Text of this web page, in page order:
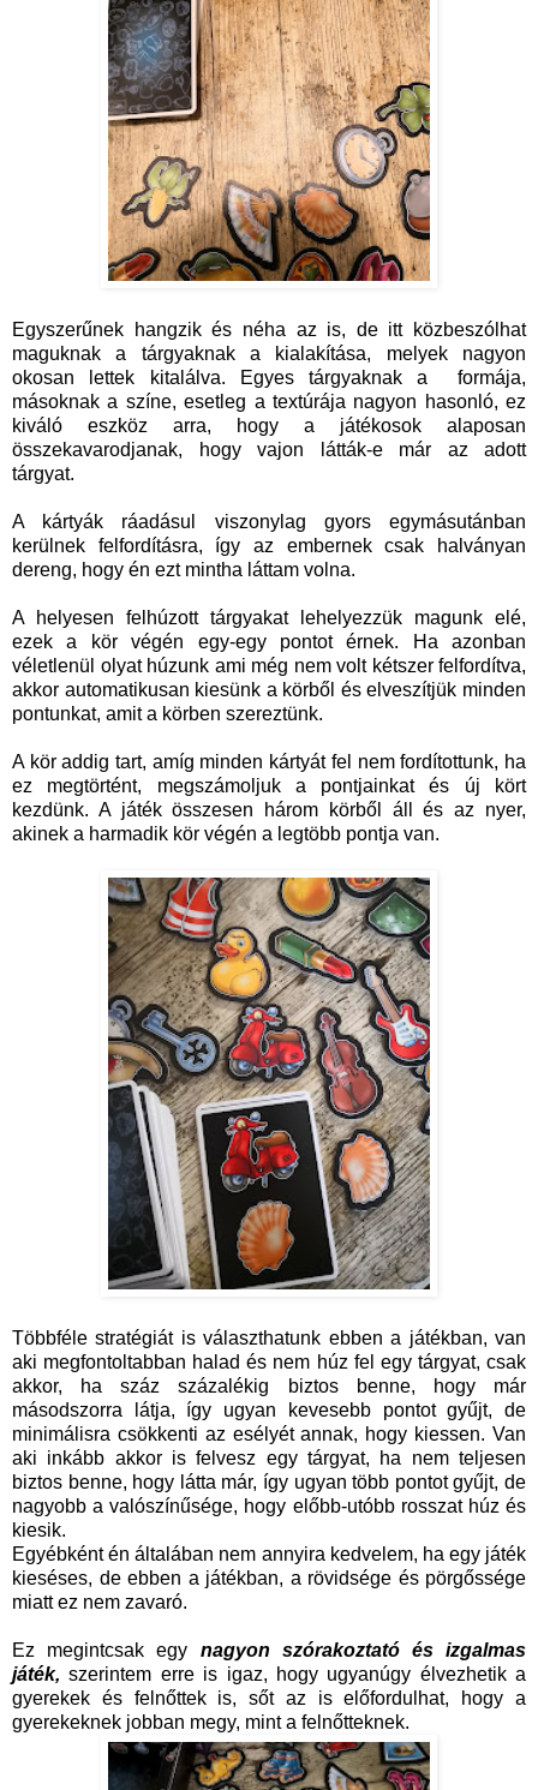
Egyszerűnek hangzik és néha az is, de itt közbeszólhat
maguknak a tárgyaknak a kialakítása, melyek nagyon
okosan lettek kitalálva. Egyes tárgyaknak a formája,
másoknak a színe, esetleg a textúrája nagyon hasonló, ez
kiváló eszköz arra, hogy a játékosok alaposan
összekavarodjanak, hogy vajon látták-e már az adott
tárgyat.
A kártyák ráadásul viszonylag gyors egymásutánban
kerülnek felfordításra, így az embernek csak halványan
dereng, hogy én ezt mintha láttam volna.
A helyesen felhúzott tárgyakat lehelyezzük magunk elé,
ezek a kör végén egy-egy pontot érnek. Ha azonban
véletlenül olyat húzunk ami még nem volt kétszer felfordítva,
akkor automatikusan kiesünk a körből és elveszítjük minden
pontunkat, amit a körben szereztünk.
A kör addig tart, amíg minden kártyát fel nem fordítottunk, ha
ez megtörtént, megszámoljuk a pontjainkat és új kört
kezdünk. A játék összesen három körből áll és az nyer,
akinek a harmadik kör végén a legtöbb pontja van.
Többféle stratégiát is választhatunk ebben a játékban, van
aki megfontoltabban halad és nem húz fel egy tárgyat, csak
akkor, ha száz százalékig biztos benne, hogy már
másodszorra látja, így ugyan kevesebb pontot gyűjt, de
minimálisra csökkenti az esélyét annak, hogy kiessen. Van
aki inkább akkor is felvesz egy tárgyat, ha nem teljesen
biztos benne, hogy látta már, így ugyan több pontot gyűjt, de
nagyobb a valószínűsége, hogy előbb-utóbb rosszat húz és
kiesik.
Egyébként én általában nem annyira kedvelem, ha egy játék
kieséses, de ebben a játékban, a rövidsége és pörgőssége
miatt ez nem zavaró.
Ez megintcsak egy nagyon szórakoztató és izgalmas
játék,szerintem erre is igaz, hogy ugyanúgy élvezhetik a
gyerekek és felnőttek is, sőt az is előfordulhat, hogy a
gyerekeknek jobban megy, mint a felnőtteknek.